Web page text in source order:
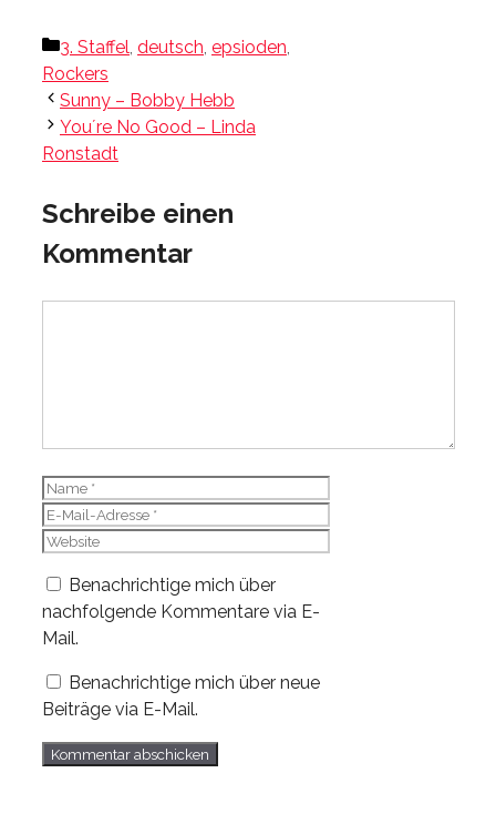
Kategorien
3. Staffel, deutsch, epsioden,
Rockers
Sunny – Bobby Hebb
You´re No Good – Linda
Ronstadt
Schreibe einen
Kommentar
Name
E-
Mail-
Website
Benachrichtige mich über
nachfolgende Kommentare via E-
Mail.
Benachrichtige mich über neue
Beiträge via E-Mail.